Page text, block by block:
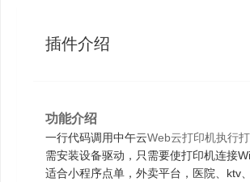
插件介绍
功能介绍
一行代码调用中午云Web云打印机执行
需安装设备驱动，只需要使打印机连接
适合小程序点单，外卖平台，医院、ktv